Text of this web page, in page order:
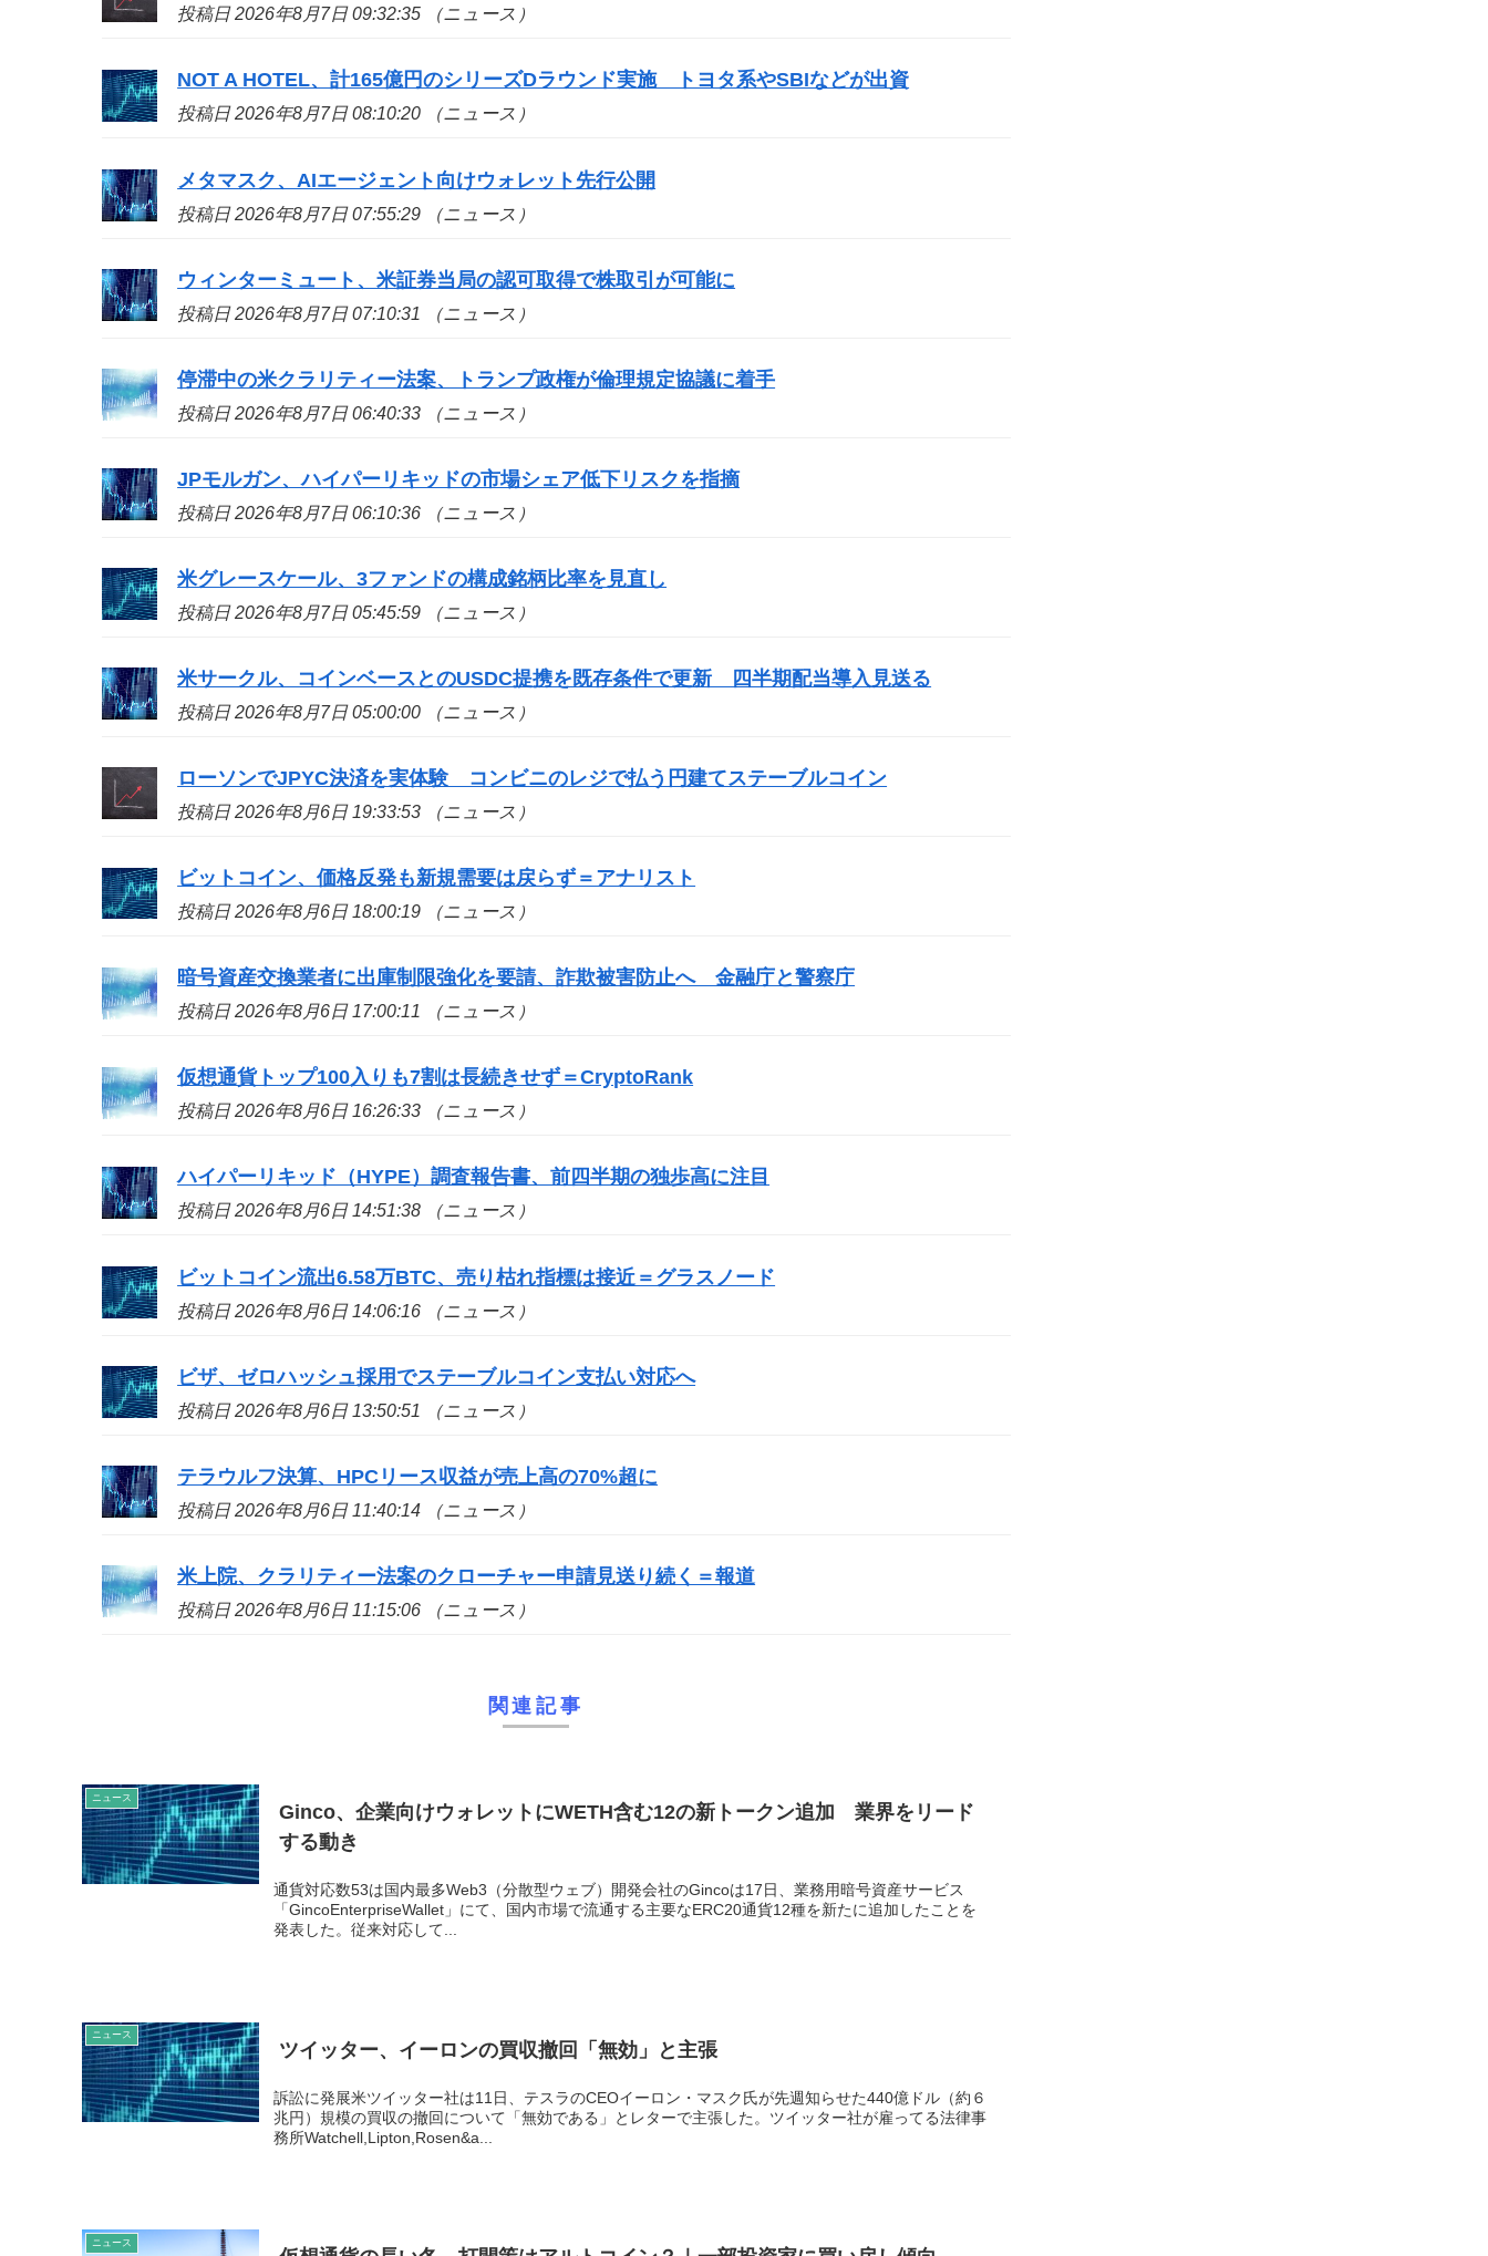
投稿日 2026年8月7日 09:32:35 （ニュース）
NOT A HOTEL、計165億円のシリーズDラウンド実施 トヨタ系やSBIなどが出資
投稿日 2026年8月7日 08:10:20 （ニュース）
メタマスク、AIエージェント向けウォレット先行公開
投稿日 2026年8月7日 07:55:29 （ニュース）
ウィンターミュート、米証券当局の認可取得で株取引が可能に
投稿日 2026年8月7日 07:10:31 （ニュース）
停滞中の米クラリティー法案、トランプ政権が倫理規定協議に着手
投稿日 2026年8月7日 06:40:33 （ニュース）
JPモルガン、ハイパーリキッドの市場シェア低下リスクを指摘
投稿日 2026年8月7日 06:10:36 （ニュース）
米グレースケール、3ファンドの構成銘柄比率を見直し
投稿日 2026年8月7日 05:45:59 （ニュース）
米サークル、コインベースとのUSDC提携を既存条件で更新 四半期配当導入見送る
投稿日 2026年8月7日 05:00:00 （ニュース）
ローソンでJPYC決済を実体験 コンビニのレジで払う円建てステーブルコイン
投稿日 2026年8月6日 19:33:53 （ニュース）
ビットコイン、価格反発も新規需要は戻らず＝アナリスト
投稿日 2026年8月6日 18:00:19 （ニュース）
暗号資産交換業者に出庫制限強化を要請、詐欺被害防止へ 金融庁と警察庁
投稿日 2026年8月6日 17:00:11 （ニュース）
仮想通貨トップ100入りも7割は長続きせず＝CryptoRank
投稿日 2026年8月6日 16:26:33 （ニュース）
ハイパーリキッド（HYPE）調査報告書、前四半期の独歩高に注目
投稿日 2026年8月6日 14:51:38 （ニュース）
ビットコイン流出6.58万BTC、売り枯れ指標は接近＝グラスノード
投稿日 2026年8月6日 14:06:16 （ニュース）
ビザ、ゼロハッシュ採用でステーブルコイン支払い対応へ
投稿日 2026年8月6日 13:50:51 （ニュース）
テラウルフ決算、HPCリース収益が売上高の70%超に
投稿日 2026年8月6日 11:40:14 （ニュース）
米上院、クラリティー法案のクローチャー申請見送り続く＝報道
投稿日 2026年8月6日 11:15:06 （ニュース）
関連記事
ニュース
Ginco、企業向けウォレットにWETH含む12の新トークン追加 業界をリード
する動き
通貨対応数53は国内最多Web3（分散型ウェブ）開発会社のGincoは17日、業務用暗号資産サービス
「GincoEnterpriseWallet」にて、国内市場で流通する主要なERC20通貨12種を新たに追加したことを
発表した。従来対応して...
ニュース
ツイッター、イーロンの買収撤回「無効」と主張
訴訟に発展米ツイッター社は11日、テスラのCEOイーロン・マスク氏が先週知らせた440億ドル（約６
兆円）規模の買収の撤回について「無効である」とレターで主張した。ツイッター社が雇ってる法律事
務所Watchell,Lipton,Rosen&a...
ニュース